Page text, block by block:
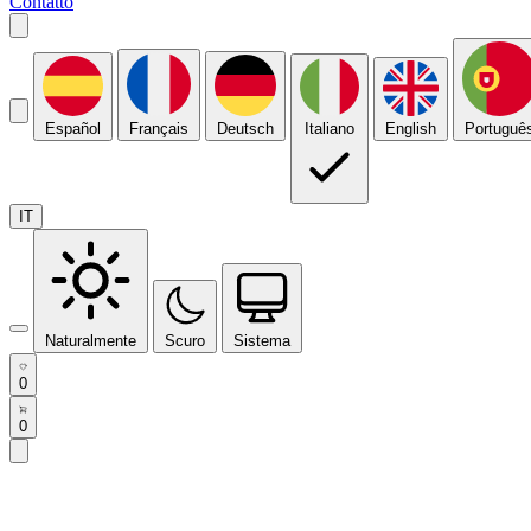
Español Français Deutsch Italiano English
IT
Naturalmente Scuro Sistema
0
0